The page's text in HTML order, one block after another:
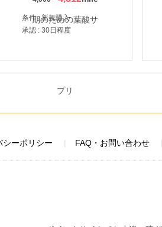
条件 : 新規購入
承認 : 30日程度
シーポリシー FAQ・お問い合わせ